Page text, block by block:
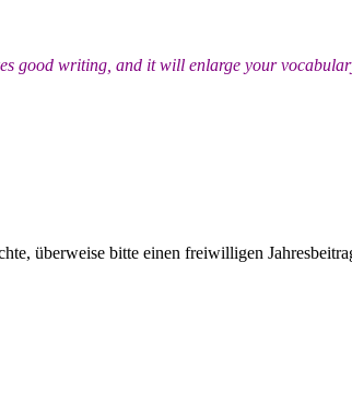
good writing, and it will enlarge your
überweise bitte einen freiwilligen